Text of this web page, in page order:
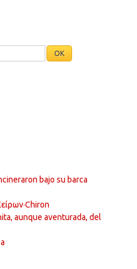
bajo su barca
aunque aventurada, del